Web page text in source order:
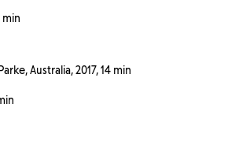
min
Australia, 2017, 14 min